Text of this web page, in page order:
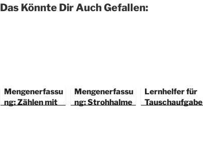
Das Könnte Dir Auch Gefallen:
Mengenerfassu
ng: Zählen mit
Mengenerfassu
ng: Strohhalme
Lernhelfer für
Tauschaufgabe